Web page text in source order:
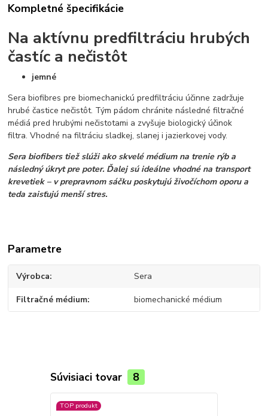
Kompletné špecifikácie
Na aktívnu predfiltráciu hrubých
častíc a nečistôt
jemné
Sera biofibres pre biomechanickú predfiltráciu účinne zadržuje
hrubé častice nečistôt. Tým pádom chránite následné filtračné
médiá pred hrubými nečistotami a zvyšuje biologický účinok
filtra. Vhodné na filtráciu sladkej, slanej i jazierkovej vody.
Sera biofibers tiež slúži ako skvelé médium na trenie rýb a
následný úkryt pre poter. Ďalej sú ideálne vhodné na transport
krevetiek – v prepravnom sáčku poskytujú živočíchom oporu a
teda zaisťujú menší stres.
Parametre
Výrobca Sera
Filtračné médium biomechanické médium
Súvisiaci tovar 8
TOP produkt